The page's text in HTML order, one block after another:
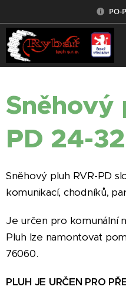
PO-
Sněhový
PD 24-32
Sněhový pluh RVR-PD
komunikací, chodníků,
Je určen pro komunální
Pluh lze namontovat
76060.
PLUH JE URČEN PRO